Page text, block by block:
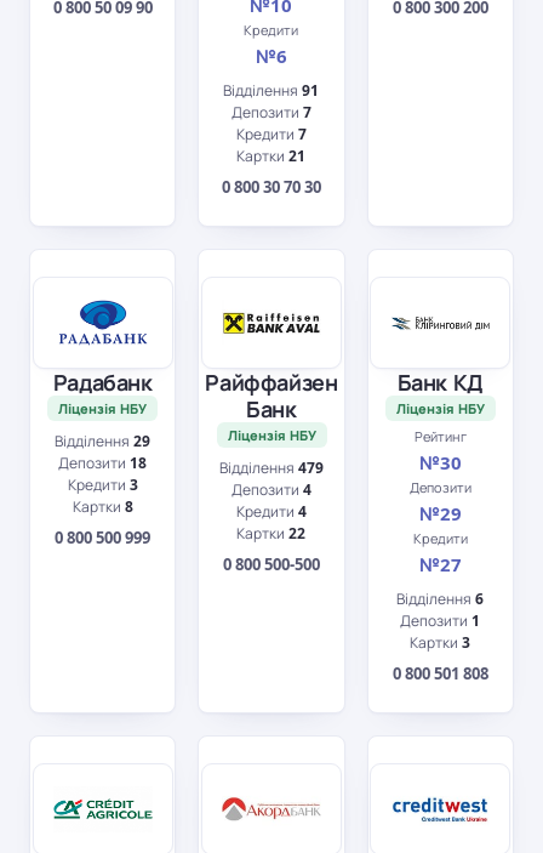
0 800 50 09 90 №10
Кредити
№6
Відділення91
Депозити 7
Кредити 7
Картки21
0 800 30 70 30
0 800 300 200
Радабанк
Ліцензія НБУ
Відділення29
Депозити 18
Кредити 3
Картки 8
0 800 500 999
Райффайзен
Банк
Ліцензія НБУ
Відділення 479
Депозити 4
Кредити 4
Картки22
0 800 500-500
Банк КД
Ліцензія НБУ
Рейтинг
№30
Депозити
№29
Кредити
№27
Відділення6
Депозити 1
Картки3
0 800 501 808